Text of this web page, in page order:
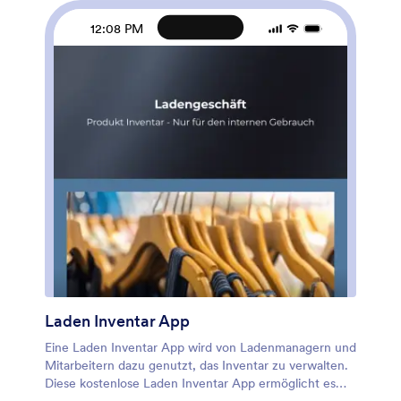
Ihre App kann im Handumdrehen auf jedem Gerät
heruntergeladen werden, einschließlich iOS und
Android, sodass Sie sie in Sekunden teilen können.
12:08 PM
Laden Inventar App
Eine Laden Inventar App wird von Ladenmanagern und
Mitarbeitern dazu genutzt, das Inventar zu verwalten.
Diese kostenlose Laden Inventar App ermöglicht es